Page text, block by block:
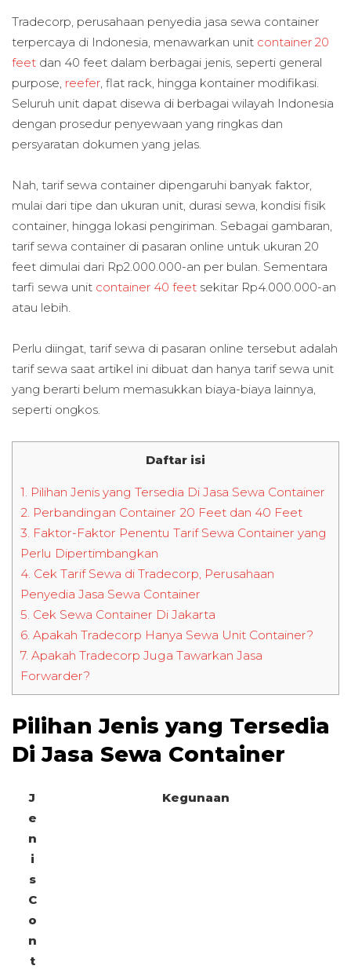
Tradecorp, perusahaan penyedia jasa sewa container
terpercaya di Indonesia, menawarkan unit container 20
feet dan 40 feet dalam berbagai jenis, seperti general
purpose, reefer, flat rack, hingga kontainer modifikasi.
Seluruh unit dapat disewa di berbagai wilayah Indonesia
dengan prosedur penyewaan yang ringkas dan
persyaratan dokumen yang jelas.
Nah, tarif sewa container dipengaruhi banyak faktor,
mulai dari tipe dan ukuran unit, durasi sewa, kondisi fisik
container, hingga lokasi pengiriman. Sebagai gambaran,
tarif sewa container di pasaran online untuk ukuran 20
feet dimulai dari Rp2.000.000-an per bulan. Sementara
tarfi sewa unit container 40 feet sekitar Rp4.000.000-an
atau lebih.
Perlu diingat, tarif sewa di pasaran online tersebut adalah
tarif sewa saat artikel ini dibuat dan hanya tarif sewa unit
yang berarti belum memasukkan biaya-biaya lainnya,
seperti ongkos.
Daftar isi
1. Pilihan Jenis yang Tersedia Di Jasa Sewa Container
2. Perbandingan Container 20 Feet dan 40 Feet
3. Faktor-Faktor Penentu Tarif Sewa Container yang
Perlu Dipertimbangkan
4. Cek Tarif Sewa di Tradecorp, Perusahaan
Penyedia Jasa Sewa Container
5. Cek Sewa Container Di Jakarta
6. Apakah Tradecorp Hanya Sewa Unit Container?
7. Apakah Tradecorp Juga Tawarkan Jasa
Forwarder?
Pilihan Jenis yang Tersedia
Di Jasa Sewa Container
J
e
n
i
s
C
o
n
t
Kegunaan